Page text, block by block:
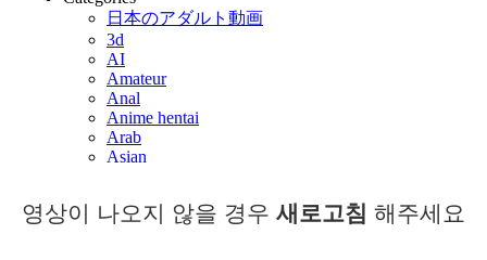
영상이 나오지 않을 경우 새로고침 해주세요